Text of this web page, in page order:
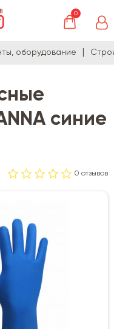
0
оборудование
синие
0 отзывов